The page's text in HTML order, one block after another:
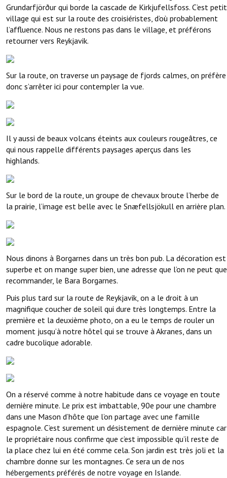
Grundarfjörður qui borde la cascade de Kirkjufellsfoss. C’est petit
village qui est sur la route des croisiéristes, d’où probablement
l’affluence. Nous ne restons pas dans le village, et préférons
retourner vers Reykjavik.
Sur la route, on traverse un paysage de fjords calmes, on préfère
donc s’arrêter ici pour contempler la vue.
Il y aussi de beaux volcans éteints aux couleurs rougeâtres, ce
qui nous rappelle différents paysages aperçus dans les
highlands.
Sur le bord de la route, un groupe de chevaux broute l’herbe de
la prairie, l’image est belle avec le Snæfellsjökull en arrière plan.
Nous dinons à Borgarnes dans un très bon pub. La décoration est
superbe et on mange super bien, une adresse que l’on ne peut que
recommander, le Bara Borgarnes.
Puis plus tard sur la route de Reykjavik, on a le droit à un
magnifique coucher de soleil qui dure très longtemps. Entre la
première et la deuxième photo, on a eu le temps de rouler un
moment jusqu’à notre hôtel qui se trouve à Akranes, dans un
cadre bucolique adorable.
On a réservé comme à notre habitude dans ce voyage en toute
dernière minute. Le prix est imbattable, 90e pour une chambre
dans une Mason d’hôte que l’on partage avec une famille
espagnole. C’est surement un désistement de dernière minute car
le propriétaire nous confirme que c’est impossible qu’il reste de
la place chez lui en été comme cela. Son jardin est très joli et la
chambre donne sur les montagnes. Ce sera un de nos
hébergements préférés de notre voyage en Islande.